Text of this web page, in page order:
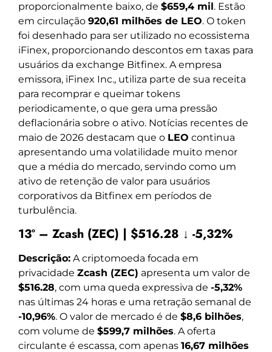
proporcionalmente baixo, de $659,4 mil. Estão
em circulação 920,61 milhões de LEO. O token
foi desenhado para ser utilizado no ecossistema
iFinex, proporcionando descontos em taxas para
usuários da exchange Bitfinex. A empresa
emissora, iFinex Inc., utiliza parte de sua receita
para recomprar e queimar tokens
periodicamente, o que gera uma pressão
deflacionária sobre o ativo. Notícias recentes de
maio de 2026 destacam que o LEO continua
apresentando uma volatilidade muito menor
que a média do mercado, servindo como um
ativo de retenção de valor para usuários
corporativos da Bitfinex em períodos de
turbulência.
13º – Zcash (ZEC) | $516.28 ↓ -5,32%
Descrição: A criptomoeda focada em
privacidade Zcash (ZEC) apresenta um valor de
$516.28, com uma queda expressiva de -5,32%
nas últimas 24 horas e uma retração semanal de
-10,96%. O valor de mercado é de $8,6 bilhões,
com volume de $599,7 milhões. A oferta
circulante é escassa, com apenas 16,67 milhões